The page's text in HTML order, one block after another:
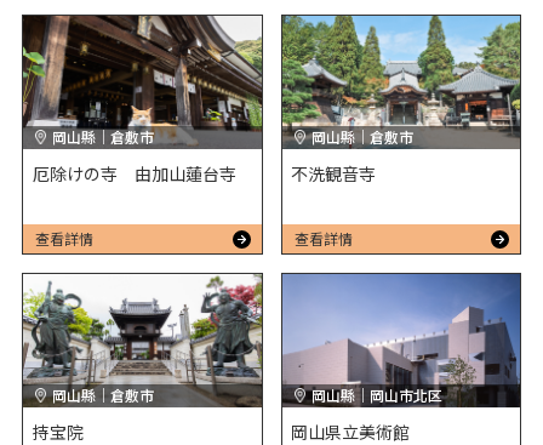
厄除けの寺 由加山蓮台寺
岡山縣｜倉敷市
查看詳情
不洗観音寺
岡山縣｜倉敷市
查看詳情
持宝院
岡山縣｜倉敷市
岡山県立美術館
岡山縣｜岡山市北区